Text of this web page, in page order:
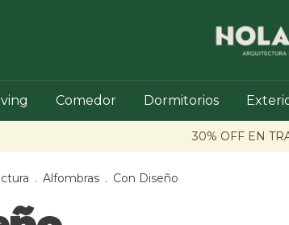
Comedor Dormitorios
30% OFF EN
. Alfombras . Con Diseño